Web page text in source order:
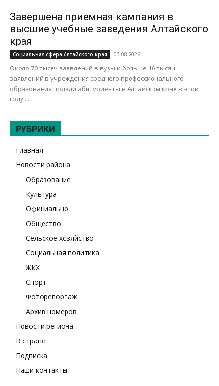
Завершена приемная кампания в
высшие учебные заведения Алтайского
края
Социальная сфера Алтайского края 03.08.2026
Около 70 тысяч заявлений в вузы и больше 16 тысяч
заявлений в учреждения среднего профессионального
образования подали абитуриенты в Алтайском крае в этом
году....
РУБРИКИ
Главная
Новости района
Образование
Культура
Официально
Общество
Сельское хозяйство
Социальная политика
ЖКХ
Спорт
Фоторепортаж
Архив номеров
Новости региона
В стране
Подписка
Наши контакты